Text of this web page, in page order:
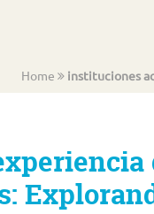
Home instituciones